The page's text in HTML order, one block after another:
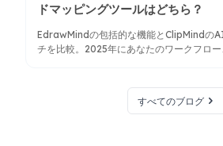
ドマッピングツールはどちら？
EdrawMindの包括的な機能とClipMindの
チを比較。2025年にあなたのワークフロー
すべてのブログ